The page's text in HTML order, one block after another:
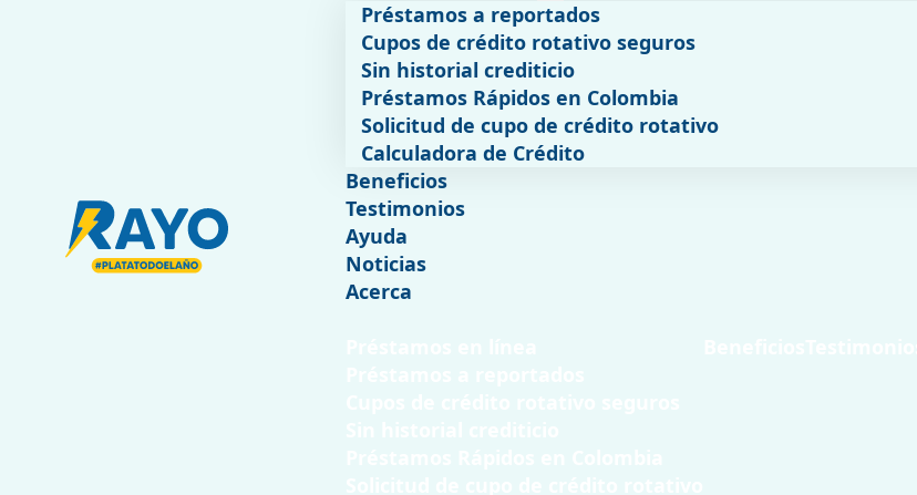
Préstamos a reportados
Cupos de crédito rotativo seguros
Sin historial crediticio
Préstamos Rápidos en Colombia
Solicitud de cupo de crédito rotativo
Calculadora de Crédito
Beneficios
Testimonios
Ayuda
Noticias
Acerca